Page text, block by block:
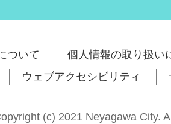
ついて
個人情報の取り扱い
ウェブアクセシビリティ
(c) 2021 Neyagawa City.